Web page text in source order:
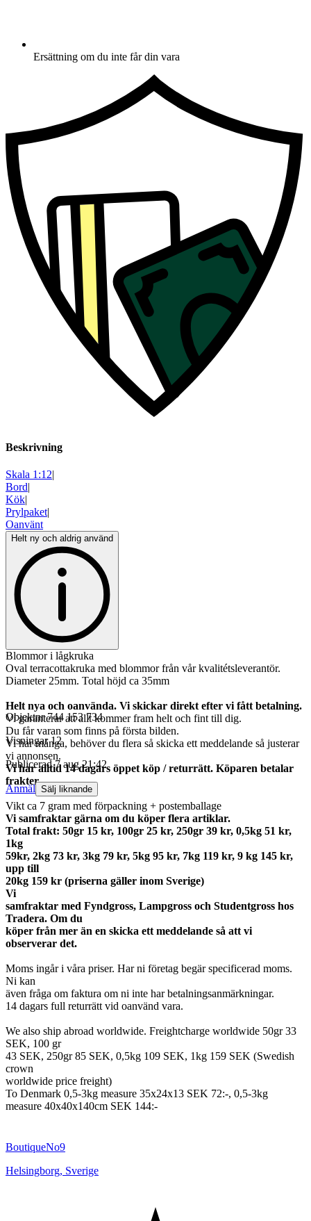
Ersättning om du inte får din vara
Beskrivning
Skala 1:12|
Bord|
Kök|
Prylpaket|
Oanvänt
Helt ny och aldrig använd
Blommor i lågkruka
Oval terracottakruka med blommor från vår kvalitétsleverantör.
Diameter 25mm. Total höjd ca 35mm
Helt nya och oanvända. Vi skickar direkt efter vi fått betalning.
Vi garanterar att allt kommer fram helt och fint till dig.
Du får varan som finns på första bilden.
Vi har många, behöver du flera så skicka ett meddelande så justerar
vi annonsen.
Vi har alltid 14 dagars öppet köp / returrätt. Köparen betalar
frakter.
Vikt ca 7 gram med förpackning + postemballage
Vi samfraktar gärna om du köper flera artiklar.
Total frakt: 50gr 15 kr, 100gr 25 kr, 250gr 39 kr, 0,5kg 51 kr,
1kg
59kr, 2kg 73 kr, 3kg 79 kr, 5kg 95 kr, 7kg 119 kr, 9 kg 145 kr,
upp till
20kg 159 kr (priserna gäller inom Sverige)
Vi
samfraktar med Fyndgross, Lampgross och Studentgross hos
Tradera. Om du
köper från mer än en skicka ett meddelande så att vi
observerar det.
Moms ingår i våra priser. Har ni företag begär specificerad moms.
Ni kan
även fråga om faktura om ni inte har betalningsanmärkningar.
14 dagars full returrätt vid oanvänd vara.
We also ship abroad worldwide. Freightcharge worldwide 50gr 33
SEK, 100 gr
43 SEK, 250gr 85 SEK, 0,5kg 109 SEK, 1kg 159 SEK (Swedish
crown
worldwide price freight)
To Denmark 0,5-3kg measure 35x24x13 SEK 72:-, 0,5-3kg
measure 40x40x140cm SEK 144:-
Objektnr 744 153 734
Visningar 12
Publicerad 7 aug 21:42
Anmäl Sälj liknande
BoutiqueNo9
Helsingborg, Sverige